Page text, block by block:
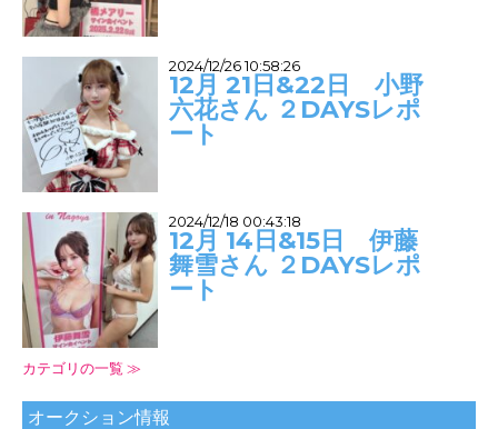
2024/12/26 10:58:26
12月 21日&22日 小野
六花さん ２DAYSレポ
ート
2024/12/18 00:43:18
12月 14日&15日 伊藤
舞雪さん ２DAYSレポ
ート
カテゴリの一覧 ≫
オークション情報